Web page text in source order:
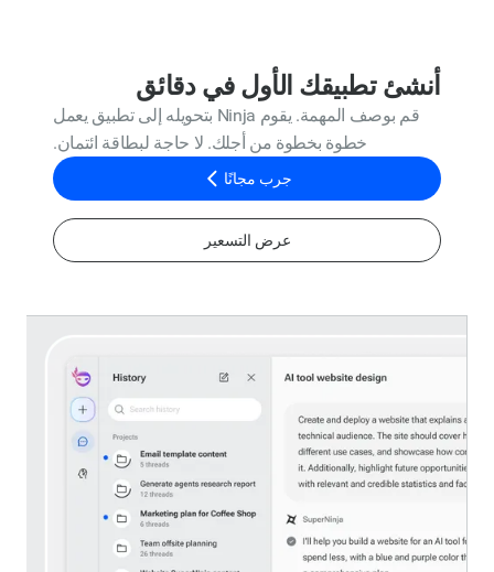
أنشئ تطبيقك الأول في دقائق
قم بوصف المهمة. يقوم Ninja بتحويله إلى تطبيق يعمل
خطوة بخطوة من أجلك. لا حاجة لبطاقة ائتمان.
جرب مجانًا
عرض التسعير